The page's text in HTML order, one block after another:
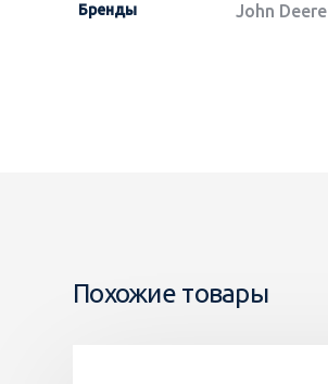
Бренды John Deere
Похожие товары